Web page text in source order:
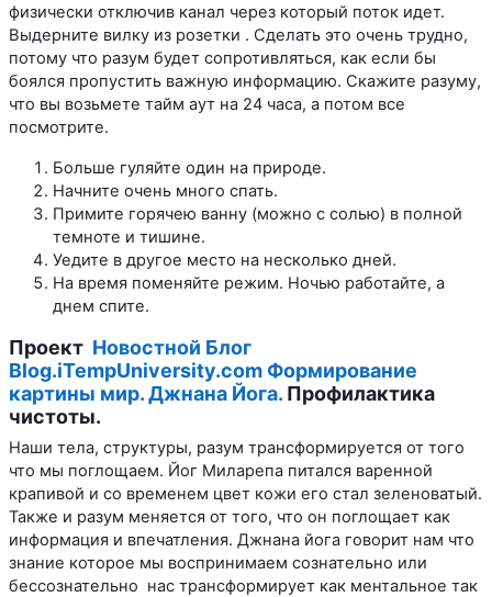
физически отключив канал через который поток идет.
Выдерните вилку из розетки . Сделать это очень трудно,
потому что разум будет сопротивляться, как если бы
боялся пропустить важную информацию. Скажите разуму,
что вы возьмете тайм аут на 24 часа, а потом все
посмотрите.
Больше гуляйте один на природе.
Начните очень много спать.
Примите горячею ванну (можно с солью) в полной
темноте и тишине.
Уедите в другое место на несколько дней.
На время поменяйте режим. Ночью работайте, а
днем спите.
Проект Новостной Блог
Blog.iTempUniversity.com Формирование
картины мир. Джнана Йога. Профилактика
чистоты.
Наши тела, структуры, разум трансформируется от того
что мы поглощаем. Йог Миларепа питался варенной
крапивой и со временем цвет кожи его стал зеленоватый.
Также и разум меняется от того, что он поглощает как
информация и впечатления. Джнана йога говорит нам что
знание которое мы воспринимаем сознательно или
бессознательно нас трансформирует как ментальное так